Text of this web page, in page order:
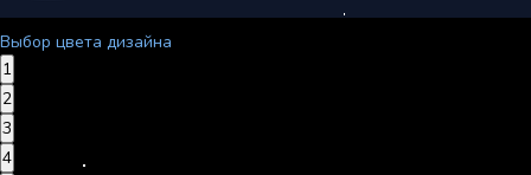
Выбор цвета дизайна
1
2
3
4